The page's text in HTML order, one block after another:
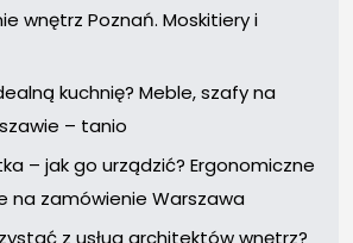
wnętrz Poznań. Moskitiery i
kuchnię? Meble, szafy na
– tanio
– jak go urządzić? Ergonomiczne
na zamówienie Warszawa
z usług architektów wnętrz?